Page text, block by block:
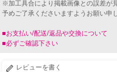
※加工具合により掲載画像との誤差が
予めご了承くださいますようお願い申
■お支払い/配送/返品や交換について
■必ずご確認下さい
レビューを書く